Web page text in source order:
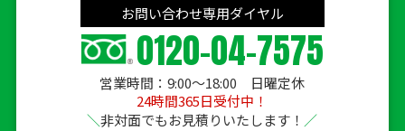
お問い合わせ専用ダイヤル
0120-04-7575
営業時間：9:00〜18:00 日曜定休
24時間365日受付中！
非対面でもお見積りいたします！